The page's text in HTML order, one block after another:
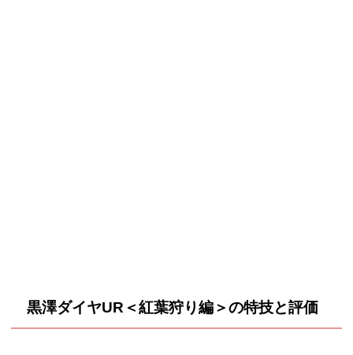
黒澤ダイヤUR＜紅葉狩り編＞の特技と評価